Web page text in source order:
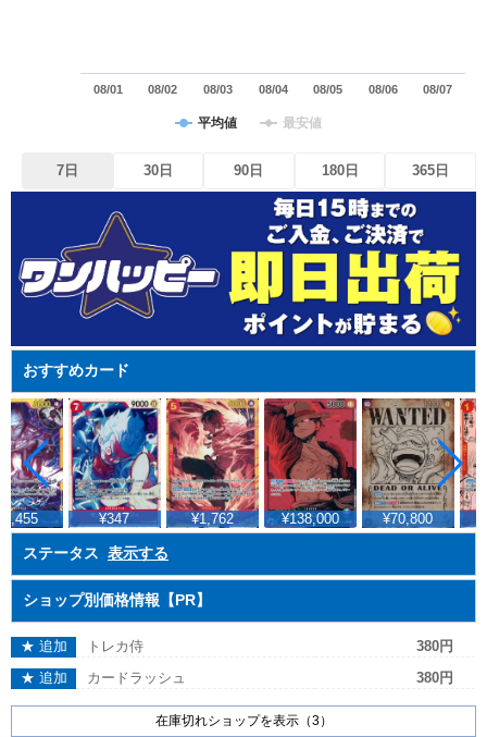
平均値 最安値
08/01 08/02 08/03 08/04 08/05 08/06 08/07
7日 30日 90日 180日 365日
おすすめカード
¥347 ¥1,762 ¥138,000 ¥70,800
ステータス 表示する
ショップ別価格情報【PR】
★ 追加 トレカ侍
380円
★ 追加
カードラッシュ 380円
在庫切れショップを表示（3）